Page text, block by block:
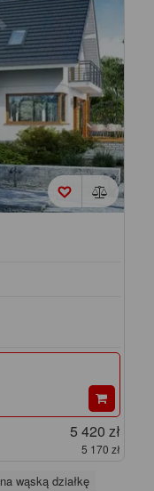
5 420 zł
5 170 zł
na wąską działkę